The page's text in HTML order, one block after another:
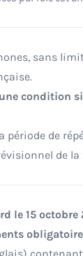
sans
une condition
période de
de
le 15 octobre
obligatoire